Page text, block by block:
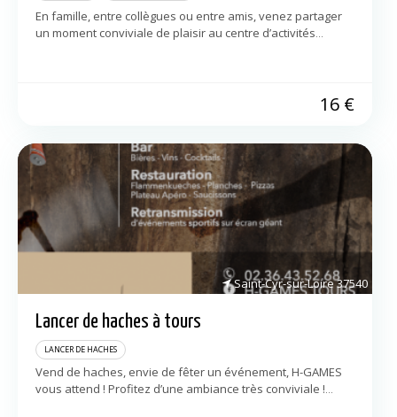
En famille, entre collègues ou entre amis, venez partager
un moment conviviale de plaisir au centre d’activités
16 €
Saint-Cyr-sur-Loire37540
Lancer de haches à tours
LANCER DE HACHES
Vend de haches, envie de fêter un événement, H-GAMES
vous attend ! Profitez d’une ambiance très conviviale !